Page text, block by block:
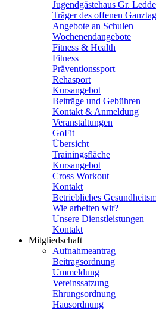
Jugendgästehaus Gr.
Träger des offenen
Angebote an Schulen
Wochenendangebote
Fitness & Health
Fitness
Präventionssport
Rehasport
Kursangebot
Beiträge und Gebühren
Kontakt & Anmeldung
Veranstaltungen
GoFit
Übersicht
Trainingsfläche
Kursangebot
Cross Workout
Kontakt
Betriebliches
Wie arbeiten wir?
Unsere Dienstleistungen
Kontakt
Mitgliedschaft
Aufnahmeantrag
Beitragsordnung
Ummeldung
Vereinssatzung
Ehrungsordnung
Hausordnung